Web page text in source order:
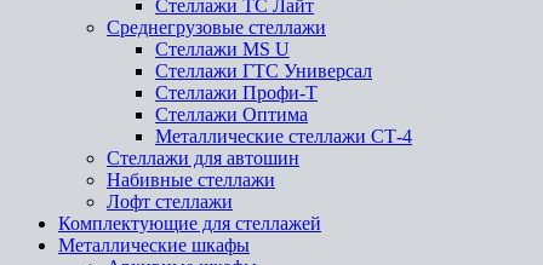
Стеллажи ТС Лайт
Среднегрузовые стеллажи
Стеллажи MS U
Стеллажи ГТС Универсал
Стеллажи Профи-Т
Стеллажи Оптима
Металлические стеллажи СТ-4
Стеллажи для автошин
Набивные стеллажи
Лофт стеллажи
Комплектующие для стеллажей
Металлические шкафы